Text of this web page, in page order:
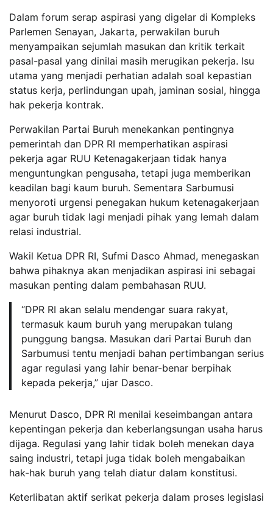
Dalam forum serap aspirasi yang digelar di Kompleks
Parlemen Senayan, Jakarta, perwakilan buruh
menyampaikan sejumlah masukan dan kritik terkait
pasal-pasal yang dinilai masih merugikan pekerja. Isu
utama yang menjadi perhatian adalah soal kepastian
status kerja, perlindungan upah, jaminan sosial, hingga
hak pekerja kontrak.
Perwakilan Partai Buruh menekankan pentingnya
pemerintah dan DPR RI memperhatikan aspirasi
pekerja agar RUU Ketenagakerjaan tidak hanya
menguntungkan pengusaha, tetapi juga memberikan
keadilan bagi kaum buruh. Sementara Sarbumusi
menyoroti urgensi penegakan hukum ketenagakerjaan
agar buruh tidak lagi menjadi pihak yang lemah dalam
relasi industrial.
Wakil Ketua DPR RI, Sufmi Dasco Ahmad, menegaskan
bahwa pihaknya akan menjadikan aspirasi ini sebagai
masukan penting dalam pembahasan RUU.
“DPR RI akan selalu mendengar suara rakyat,
termasuk kaum buruh yang merupakan tulang
punggung bangsa. Masukan dari Partai Buruh dan
Sarbumusi tentu menjadi bahan pertimbangan serius
agar regulasi yang lahir benar-benar berpihak
kepada pekerja,” ujar Dasco.
Menurut Dasco, DPR RI menilai keseimbangan antara
kepentingan pekerja dan keberlangsungan usaha harus
dijaga. Regulasi yang lahir tidak boleh menekan daya
saing industri, tetapi juga tidak boleh mengabaikan
hak-hak buruh yang telah diatur dalam konstitusi.
Keterlibatan aktif serikat pekerja dalam proses legislasi